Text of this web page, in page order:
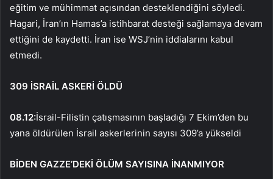
eğitim ve mühimmat açısından desteklendiğini söyledi.
Hagari, İran’ın Hamas’a istihbarat desteği sağlamaya devam
ettiğini de kaydetti. İran ise WSJ’nin iddialarını kabul
etmedi.
309 İSRAİL ASKERİ ÖLDÜ
08.12:İsrail-Filistin çatışmasının başladığı 7 Ekim’den bu
yana öldürülen İsrail askerlerinin sayısı 309’a yükseldi
BİDEN GAZZE’DEKİ ÖLÜM SAYISINA İNANMIYOR